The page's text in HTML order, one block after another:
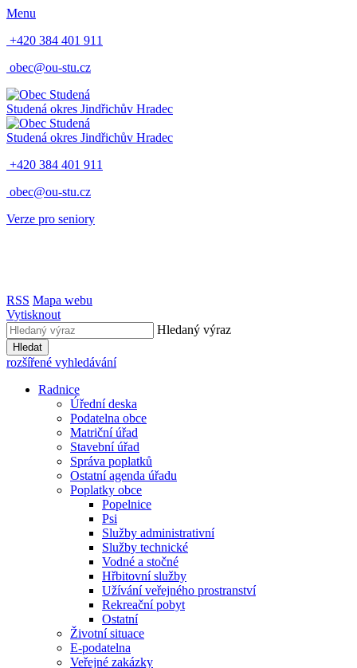
Menu
+420 384 401 911
obec@ou-stu.cz
Studená okres Jindřichův Hradec
Studená okres Jindřichův Hradec
+420 384 401 911
obec@ou-stu.cz
Verze pro seniory
RSS Mapa webu
Vytisknout
Hledaný výraz
Hledat
rozšířené vyhledávání
Radnice
Úřední deska
Podatelna obce
Matriční úřad
Stavební úřad
Správa poplatků
Ostatní agenda úřadu
Poplatky obce
Popelnice
Psi
Služby administrativní
Služby technické
Vodné a stočné
Hřbitovní služby
Užívání veřejného prostranství
Rekreační pobyt
Ostatní
Životní situace
E-podatelna
Veřejné zakázky